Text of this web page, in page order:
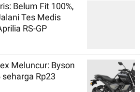
Belum Fit 100%,
Tes Medis
RS-GP
Meluncur: Byson
seharga Rp23